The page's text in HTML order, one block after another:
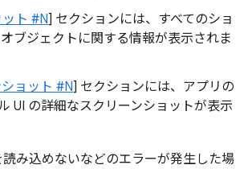
ト #N] セクションには、すべてのショ
ブジェクトに関する情報が表示されま
ョット #N] セクションには、アプリの
UI の詳細なスクリーンショットが表示
読み込めないなどのエラーが発生した場